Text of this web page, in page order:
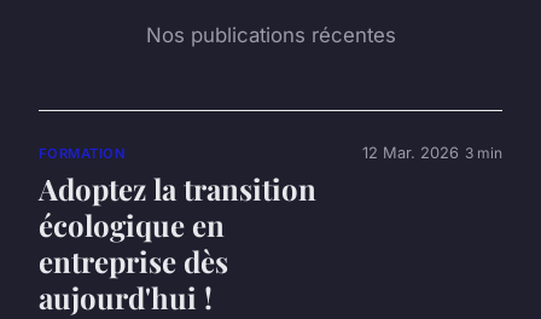
Nos publications récentes
FORMATION
Adoptez la transition
écologique en
entreprise dès
aujourd'hui !
12 Mar. 2026 3 min